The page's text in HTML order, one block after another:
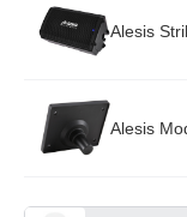
Alesis
Alesis